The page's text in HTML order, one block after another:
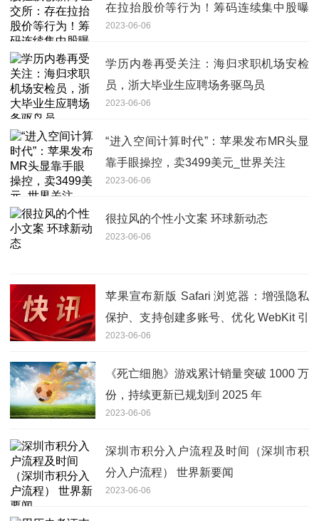
在拉抬股价等行为！筹码连续集中股曝
光
2023-06-06
学历内卷再受关注：海归求职机场安检
员，浙大毕业生应聘场务驱鸟员
2023-06-06
“进入空间计算时代”：苹果发布MR头显
靠手眼操控，卖3499美元_世界关注
2023-06-06
很拉风的个性小文案 环球新动态
2023-06-06
苹果宣布新版 Safari 浏览器：增强隐私
保护、支持创建多账号、优化 WebKit 引
擎
2023-06-06
《死亡细胞》游戏累计销量突破 1000 万
份，持续更新已规划到 2025 年
2023-06-06
深圳市积分入户流程及时间（深圳市积
分入户流程） 世界新要闻
2023-06-06